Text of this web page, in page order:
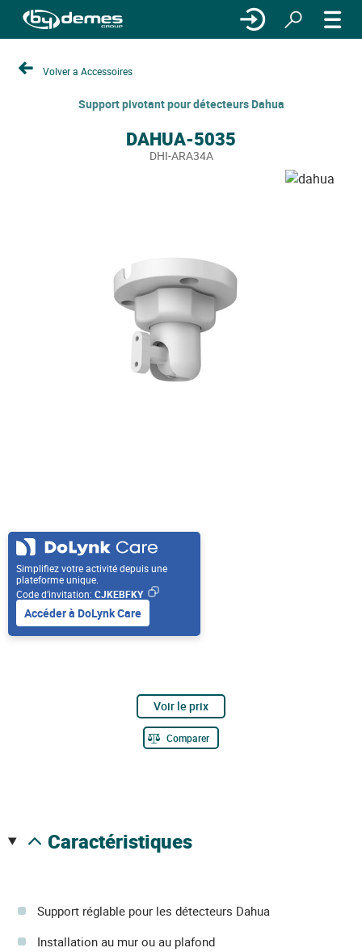
Volver a Accessoires
Support pivotant pour détecteurs Dahua
DAHUA-5035
DHI-ARA34A
Simplifiez votre activité depuis une
plateforme unique.
Code d’invitation: CJKEBFKY
Accéder à DoLynk Care
Voir le prix
Comparer
caractéristiques
Support réglable pour les détecteurs Dahua
Installation au mur ou au plafond